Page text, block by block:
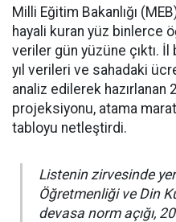
Milli Eğitim Bakanlığı
hayali kuran yüz binlerce
veriler gün yüzüne çıktı. İl
yıl verileri ve sahadaki
analiz edilerek hazırlanan
projeksiyonu, atama
tabloyu netleştirdi.
Listenin zirvesinde
Öğretmenliği ve Din
devasa norm açığı,